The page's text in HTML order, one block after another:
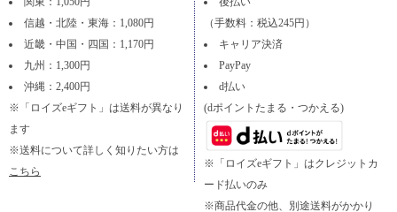
信越・北陸・東海：1,080円
近畿・中国・四国：1,170円
九州：1,300円
沖縄：2,400円
※「ロイズeギフト」は送料が異なり
ます
※送料について詳しく知りたい方は
こちら
（手数料：税込245円）
キャリア決済
PayPay
d払い
(dポイントたまる・つかえる)
※「ロイズeギフト」はクレジットカ
ード払いのみ
※商品代金の他、別途送料がかかり